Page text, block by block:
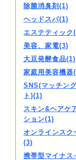
除菌消臭剤(1)
ヘッドスパ(1)
エステティック
美容、家電(3)
大豆発酵食品(1)
家庭用美容機器
SNS(マッチン
ト)(1)
スキン&ヘアケ
ション(1)
オンラインスク
(3)
携帯型マイナス